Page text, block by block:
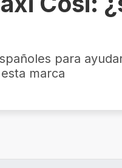
para
marca